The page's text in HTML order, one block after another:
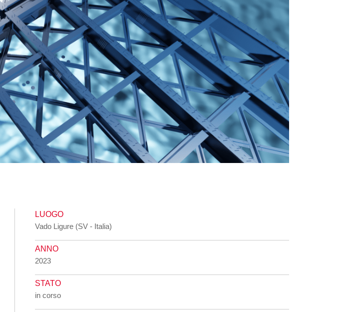
LUOGO
Vado Ligure (SV - Italia)
ANNO
2023
STATO
in corso